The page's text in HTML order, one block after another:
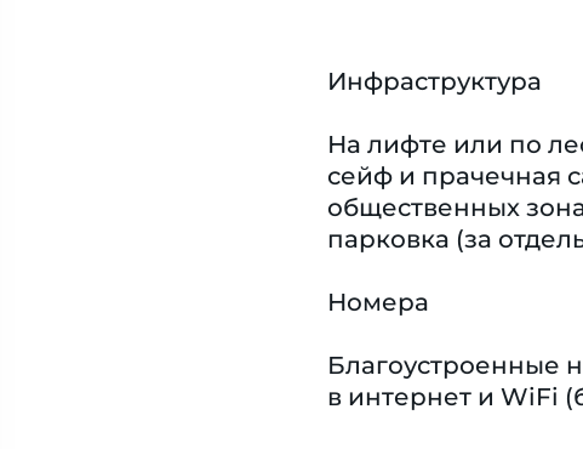
Инфраструктура
На лифте или по
сейф и прачечная
общественных
парковка (за
Номера
Благоустроенные
в интернет и WiFi